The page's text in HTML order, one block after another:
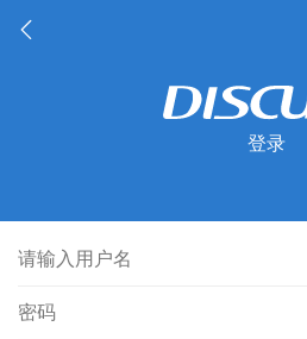
登录